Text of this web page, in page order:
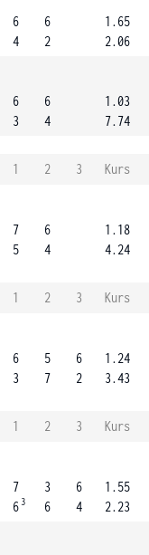
6
4
6
2
1.65
2.06
6
3
6
4
1.03
7.74
1 2 3
Kurs
7
5
6
4
1.18
4.24
1 2 3
Kurs
6
3
5
7
6
2
1.24
3.43
1 2 3
Kurs
7
6 3
3
6
6
4
1.55
2.23